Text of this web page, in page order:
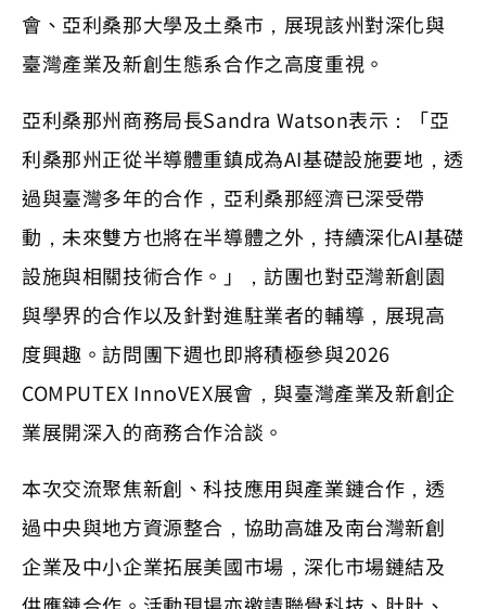
會、亞利桑那大學及土桑市，展現該州對深化與
臺灣產業及新創生態系合作之高度重視。
亞利桑那州商務局長Sandra Watson表示：「亞
利桑那州正從半導體重鎮成為AI基礎設施要地，透
過與臺灣多年的合作，亞利桑那經濟已深受帶
動，未來雙方也將在半導體之外，持續深化AI基礎
設施與相關技術合作。」，訪團也對亞灣新創園
與學界的合作以及針對進駐業者的輔導，展現高
度興趣。訪問團下週也即將積極參與2026
COMPUTEX InnoVEX展會，與臺灣產業及新創企
業展開深入的商務合作洽談。
本次交流聚焦新創、科技應用與產業鏈合作，透
過中央與地方資源整合，協助高雄及南台灣新創
企業及中小企業拓展美國市場，深化市場鏈結及